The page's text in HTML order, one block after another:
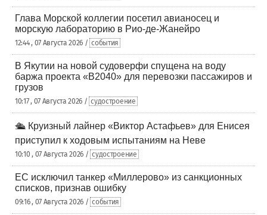
Глава Морской коллегии посетил авианосец и
морскую лабораторию в Рио-де-Жанейро
12:44 , 07 Августа 2026 / события
В Якутии на новой судоверфи спущена на воду
баржа проекта «В2040» для перевозки пассажиров и
грузов
10:17 , 07 Августа 2026 / судостроение
🛳️ Круизный лайнер «Виктор Астафьев» для Енисея
приступил к ходовым испытаниям на Неве
10:10 , 07 Августа 2026 / судостроение
ЕС исключил танкер «Миллерово» из санкционных
списков, признав ошибку
09:16 , 07 Августа 2026 / события